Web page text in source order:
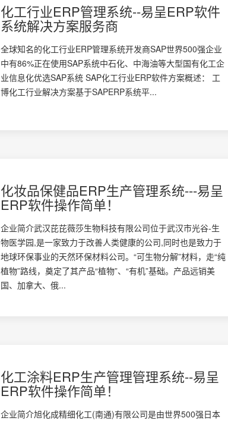
化工行业ERP管理系统--易呈ERP软件
系统解决方案服务商
全球知名的化工行业ERP管理系统开发商SAP世界500强企业
中有86%正在使用SAP系统中石化、中海油等大型国有化工企
业信息化优选SAP系统 SAP化工行业ERP软件方案概述： 工
博化工行业解决方案基于SAPERP系统平...
化妆品保健品ERP生产管理系统---易呈
ERP软件操作简单！
企业简介武汉芘芘薇莎生物科技有限公司位于武汉市光谷-生
物医学园,是一家致力于改善人类健康的公司,同时也是致力于
地球环保事业的天然环保材料公司。“可生物分解”材料，走“纯
植物”路线，奠定了其产品“植物”、“有机”基础。产品远销美
国、加拿大、俄...
化工涂料ERP生产管理管理系统--易呈
ERP软件操作简单！
企业简介旭化成精细化工(南通)有限公司是由世界500强日本